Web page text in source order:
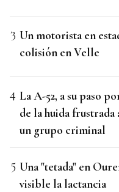
Un motorista en
colisión en Velle
La A-52, a su paso
de la huida
un grupo criminal
Una "tetada" en
visible la lactancia